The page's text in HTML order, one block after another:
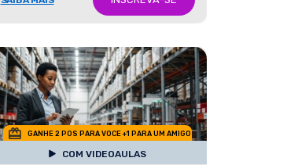
GANHE 2 POS PARA VOCE +1 PARA UM AMIGO
COM VIDEOAULAS